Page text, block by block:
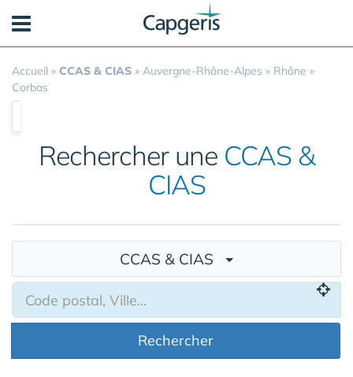
Accueil » CCAS & CIAS » Auvergne-Rhône-Alpes » Rhône »
Corbas
Rechercher une CCAS &
CIAS
CCAS & CIAS
Rechercher